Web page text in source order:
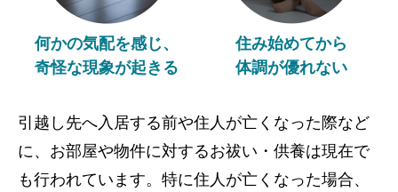
何かの気配を感じ、
奇怪な現象が起きる
住み始めてから
体調が優れない
引越し先へ入居する前や住人が亡くなった際など
に、お部屋や物件に対するお祓い・供養は現在で
も行われています。特に住人が亡くなった場合、